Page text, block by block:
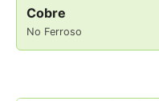
Cobre
No Ferroso